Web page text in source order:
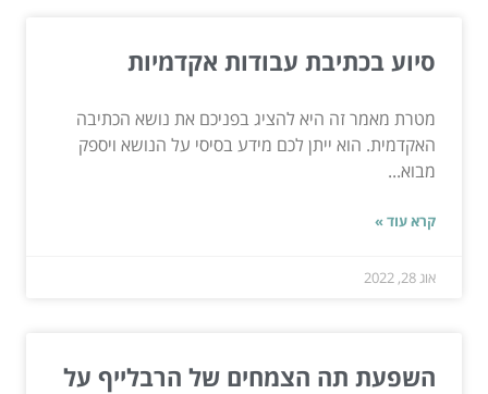
סיוע בכתיבת עבודות אקדמיות
מטרת מאמר זה היא להציג בפניכם את נושא הכתיבה
האקדמית. הוא ייתן לכם מידע בסיסי על הנושא ויספק
מבוא...
קרא עוד »
אוג 28, 2022
השפעת תה הצמחים של הרבלייף על